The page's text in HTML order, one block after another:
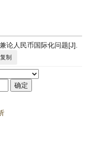
论人民币国际化问题[J].
复制